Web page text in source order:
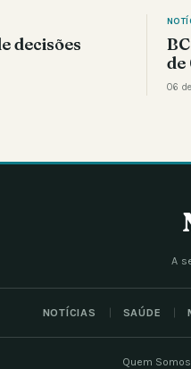
decisões
de
06
A
NOTÍCIAS SAÚDE
Quem Somos